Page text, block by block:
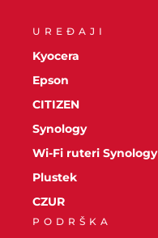
UREĐAJI
Kyocera
Epson
CITIZEN
Synology
Wi-Fi ruteri Synology
Plustek
CZUR
PODRŠKA